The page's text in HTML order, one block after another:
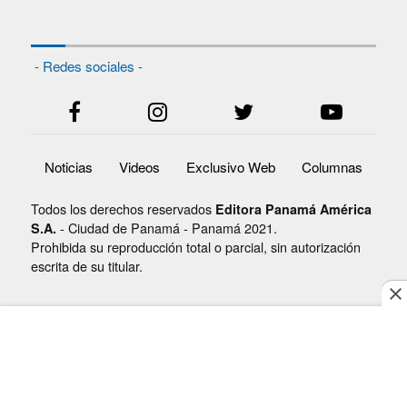
- Redes sociales -
Noticias Videos Exclusivo Web Columnas
Todos los derechos reservados Editora Panamá América
S.A. - Ciudad de Panamá - Panamá 2021.
Prohibida su reproducción total o parcial, sin autorización
escrita de su titular.